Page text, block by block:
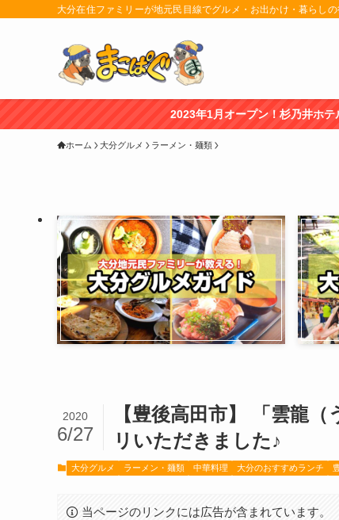
大分在住ファミリーが地元民目線でグルメ・お出かけ・暮らし
2023年1月オープン！杉乃井ホテル「宙館」レビュー記事はこち
ホーム 大分グルメ ラーメン・麺類
【豊後高田市】 「雲龍
リいただきました♪
2020
6/27
大分グルメ ラーメン・麺類 中華料理 大分のおすすめランチ
当ページのリンクには広告が含まれています。